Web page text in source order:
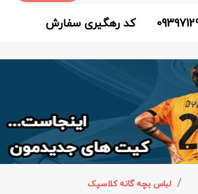
کد رهگیری سفارش
لباس بچه گانه کلاسیک